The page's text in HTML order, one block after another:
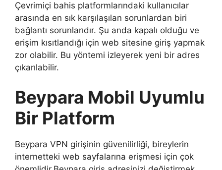
Çevrimiçi bahis platformlarındaki kullanıcılar
arasında en sık karşılaşılan sorunlardan biri
bağlantı sorunlarıdır. Şu anda kapalı olduğu ve
erişim kısıtlandığı için web sitesine giriş yapmak
zor olabilir. Bu yöntemi izleyerek yeni bir adres
çıkarılabilir.
Beypara Mobil Uyumlu
Bir Platform
Beypara VPN girişinin güvenilirliği, bireylerin
internetteki web sayfalarına erişmesi için çok